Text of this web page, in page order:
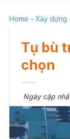
Home -Xây dựng
Tụ bù
chọn
Ngày cập